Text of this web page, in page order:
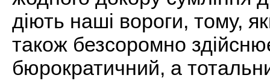
діють наші вороги, тому,
також безсоромно
бюрократичний, а